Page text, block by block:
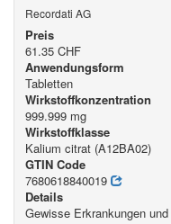
Recordati AG
Preis
61.35 CHF
Anwendungsform
Tabletten
Wirkstoffkonzentration
999.999 mg
Wirkstoffklasse
Kalium citrat (A12BA02)
GTIN Code
7680618840019
Details
Gewisse Erkrankungen